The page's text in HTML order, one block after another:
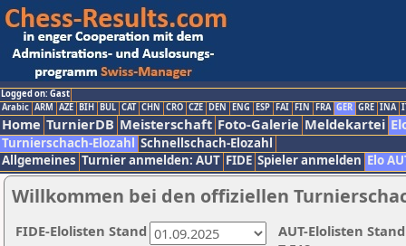
Logged on: Gast
Arabic ARM AZE BIH BUL CAT CHN CRO CZE DEN ENG ESP FAI FIN FRA GER GRE INA
Home TurnierDB Meisterschaft Foto-Galerie Meldekartei
Turnierschach-Elozahl Schnellschach-Elozahl
Allgemeines Turnier anmelden: AUT FIDE Spieler anmelden Elo
Willkommen bei den offiziellen
AUT-Elolisten
FIDE-Elolisten Stand